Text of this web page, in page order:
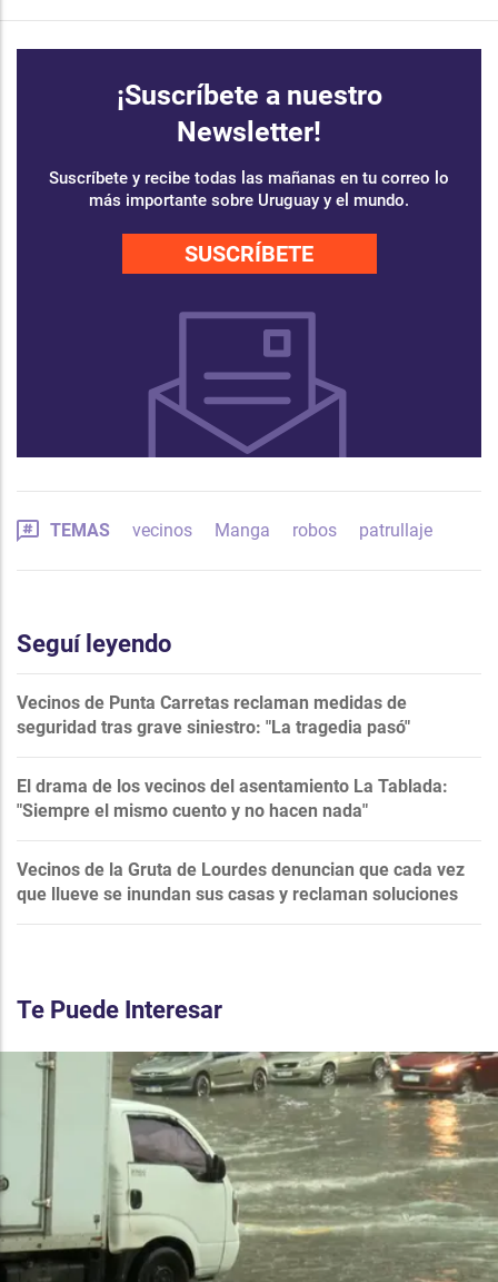
¡Suscríbete a nuestro
Newsletter!
Suscríbete y recibe todas las mañanas en tu correo lo
más importante sobre Uruguay y el mundo.
SUSCRÍBETE
TEMAS vecinos Manga robos patrullaje
Seguí leyendo
Vecinos de Punta Carretas reclaman medidas de
seguridad tras grave siniestro: "La tragedia pasó"
El drama de los vecinos del asentamiento La Tablada:
"Siempre el mismo cuento y no hacen nada"
Vecinos de la Gruta de Lourdes denuncian que cada vez
que llueve se inundan sus casas y reclaman soluciones
Te Puede Interesar